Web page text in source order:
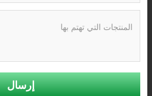
إرسال